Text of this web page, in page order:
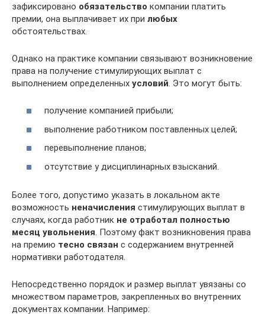
зафиксировано обязательство компании платить
премии, она выплачивает их при любых
обстоятельствах.
Однако на практике компании связывают возникновение
права на получение стимулирующих выплат с
выполнением определенных условий . Это могут быть:
получение компанией прибыли;
выполнение работником поставленных целей;
перевыполнение планов;
отсутствие у дисциплинарных взысканий.
Более того, допустимо указать в локальном акте
возможность неначисления стимулирующих выплат в
случаях, когда работник не отработал полностью
месяц увольнения . Поэтому факт возникновения права
на премию тесно связан с содержанием внутренней
нормативки работодателя.
Непосредственно порядок и размер выплат увязаны со
множеством параметров, закрепленных во внутренних
документах компании. Например: